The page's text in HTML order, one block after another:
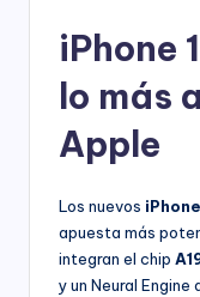
iPhone
lo más
Apple
Los nuevos
apuesta más
integran el chip
y un Neural